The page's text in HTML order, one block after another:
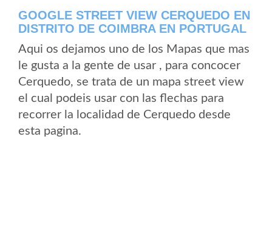
GOOGLE STREET VIEW CERQUEDO EN
DISTRITO DE COIMBRA EN PORTUGAL
Aqui os dejamos uno de los Mapas que mas
le gusta a la gente de usar , para concocer
Cerquedo, se trata de un mapa street view
el cual podeis usar con las flechas para
recorrer la localidad de Cerquedo desde
esta pagina.